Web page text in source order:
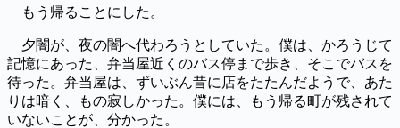
もう帰ることにした。
夕闇が、夜の闇へ代わろうとしていた。僕は、かろうじて
記憶にあった、弁当屋近くのバス停まで歩き、そこでバスを
待った。弁当屋は、ずいぶん昔に店をたたんだようで、あた
りは暗く、もの寂しかった。僕には、もう帰る町が残されて
いないことが、分かった。